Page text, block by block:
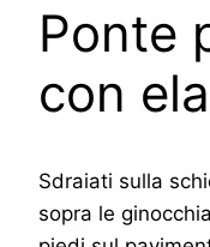
Ponte
con
Sdraiati sulla
sopra le